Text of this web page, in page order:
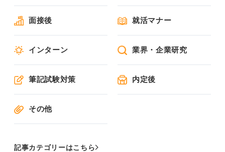
面接後 就活マナー
インターン 業界・企業研究
筆記試験対策 内定後
その他
記事カテゴリーはこちら